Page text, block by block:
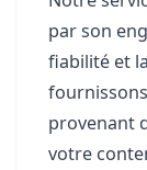
par son
fiabilité et
provenant
votre